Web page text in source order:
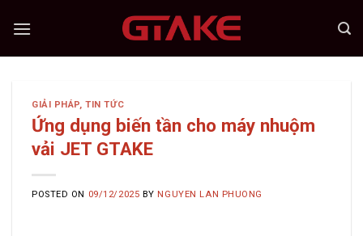
GIẢI PHÁP,TIN TỨC
Ứng dụng biến tần cho máy nhuộm
vải JET GTAKE
POSTED ON 09/12/2025 BY NGUYEN LAN PHUONG